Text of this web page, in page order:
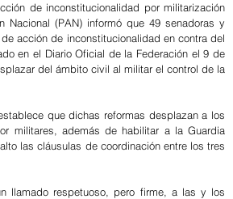
de inconstitucionalidad por militarización
(PAN) informó que 49 senadoras y
acción de inconstitucionalidad en contra del
en el Diario Oficial de la Federación el 9 de
del ámbito civil al militar el control de la
que dichas reformas desplazan a los
militares, además de habilitar a la Guardia
las cláusulas de coordinación entre los tres
llamado respetuoso, pero firme, a las y los